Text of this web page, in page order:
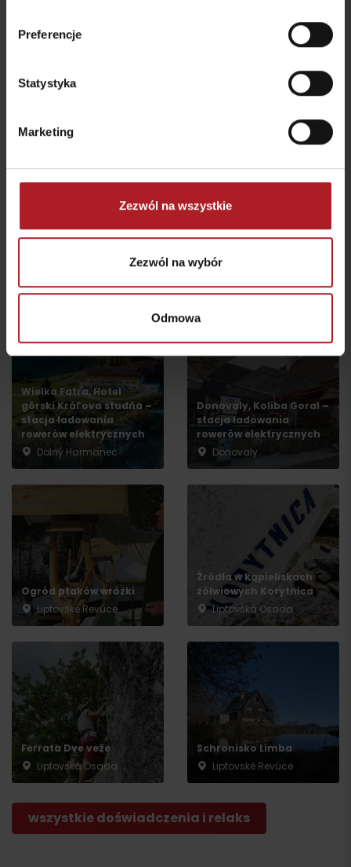
Preferencje
Statystyka
Marketing
Zezwól na wszystkie
Zezwól na wybór
Odmowa
Partizánska Ľupča
Osada Magurka
Restauracja Vlkolínec
wszystkie miejsca do jedzenia i picia
Wielka Fatra, Hotel
górski Kráľova studňa –
stacja ładowania
rowerów elektrycznych
Dolný Harmanec
Donovaly, Koliba Goral –
stacja ładowania
rowerów elektrycznych
Donovaly
Ogród ptaków wróżki
Liptovské Revúce
Źródła w kąpieliskach
żółwiowych Korytnica
Liptovská Osada
Ferrata Dve veže
Liptovská Osada
Schronisko Limba
Liptovské Revúce
wszystkie doświadczenia i relaks